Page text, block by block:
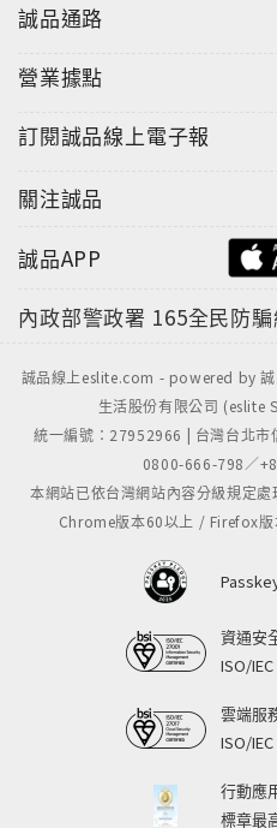
買模式→收集第一線資訊→客
蕭條與泡沫化後依然屹立不
計=企業家才有的頭腦風暴◎
頭痛的創新設計，本書提供
企業家面對各種創新難題都
邦公司如何從一間化工公司
司？亞馬遜又是怎麼從單純
路零售業的巨無霸？ 第四
的迅速崛起◎關鍵重點：當
趁勢而起，本堂課將用象限
程式。案例：柯達與富士兩
代來臨，卻走出兩條不同的
臨銷量降低的現況，怎麼重
小覷的M&A誰笑到最後？ ◎
擴張的唯一方式，開放式
M&A到底對企業是利是弊，
相。案例：日本軟銀善用收
創新又是什麼樣的全新M&A
化時代來臨，本堂課利用
關鍵問題，並用3A策略讓企
道！案例：韓國現代汽車
傾斜的關鍵點！夏普一心外
誠品通路
營業據點
訂閱誠品線上電子報
關注誠品
誠品APP
內政部警政署 165全民防
誠品線上eslite.com - powered by
生活股份有限公司
統一編號：27952966 | 台灣台北市
0800-666-798／
本網站已依台灣網站內容分級規定
Chrome版本60以上 / Firefox
資通安
ISO/
雲端服
ISO/
行動應
標章最